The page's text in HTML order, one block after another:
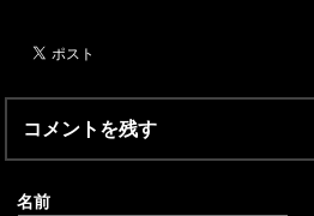
コメントを残す
名前